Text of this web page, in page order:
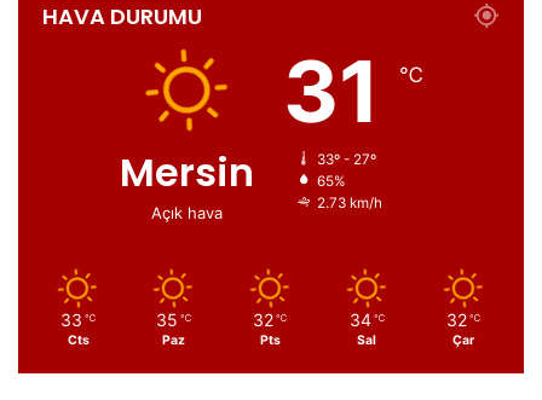
HAVA DURUMU
Mersin
Açık hava
31 ℃
33º - 27º
65%
2.73 km/h
33 ℃
Cts
35 ℃
Paz
32 ℃
Pts
34 ℃
Sal
32 ℃
Çar